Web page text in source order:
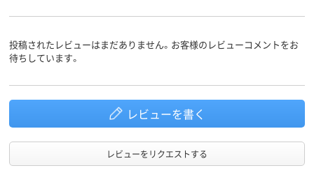
投稿されたレビューはまだありません。お客様のレビューコメントをお
待ちしています。
レビューを書く
レビューをリクエストする